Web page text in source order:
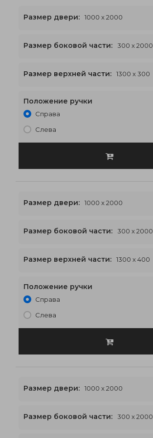
1300 x 2300€519
Размер двери: 1000 x 2000
Размер боковой части: 300 x 2000
Размер верхней части: 1300 x 300
Положение ручки
Справа
Слева
1300 x 2400€523
Размер двери: 1000 x 2000
Размер боковой части: 300 x 2000
Размер верхней части: 1300 x 400
Положение ручки
Справа
Слева
Размер двери: 1000 x 2000
Размер боковой части: 300 x 2000